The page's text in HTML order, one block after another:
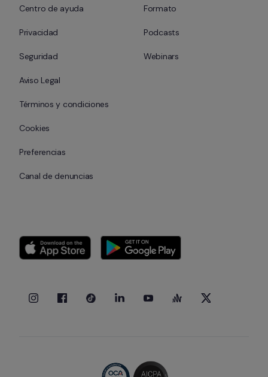
Centro de ayuda
Privacidad
Seguridad
Aviso Legal
Términos y condiciones
Cookies
Preferencias
Canal de denuncias
Formato
Podcasts
Webinars